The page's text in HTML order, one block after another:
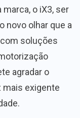
o iX3, ser
novo olhar que a
soluções
agradar o
mais exigente